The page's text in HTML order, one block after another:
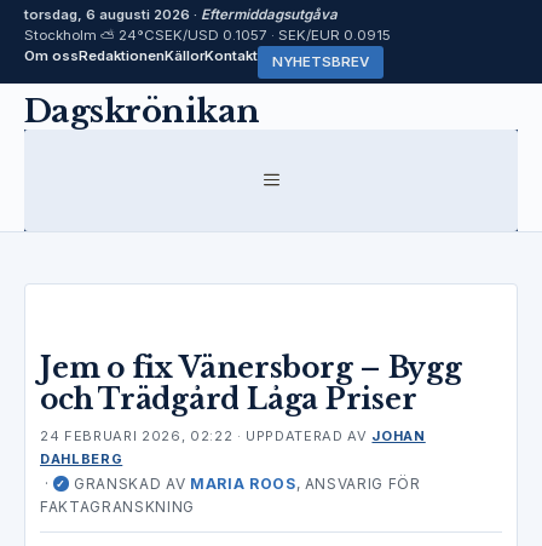
torsdag, 6 augusti 2026 · Eftermiddagsutgåva
Stockholm ⛅ 24°CSEK/USD 0.1057 · SEK/EUR 0.0915
Om ossRedaktionenKällorKontakt NYHETSBREV
HoppaDagskrönikan
MENY
Jem o fix Vänersborg – Bygg
och Trädgård Låga Priser
24 FEBRUARI 2026, 02:22 · UPPDATERADAV JOHAN
DAHLBERG
· ✓ GRANSKAD AV MARIA ROOS, ANSVARIG FÖR
FAKTAGRANSKNING